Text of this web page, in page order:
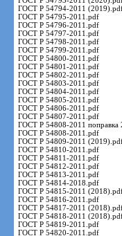
ГОСТ Р 54794-2011
ГОСТ Р 54795-2011.pdf
ГОСТ Р 54796-2011.pdf
ГОСТ Р 54797-2011.pdf
ГОСТ Р 54798-2011.pdf
ГОСТ Р 54799-2011.pdf
ГОСТ Р 54800-2011.pdf
ГОСТ Р 54801-2011.pdf
ГОСТ Р 54802-2011.pdf
ГОСТ Р 54803-2011.pdf
ГОСТ Р 54804-2011.pdf
ГОСТ Р 54805-2011.pdf
ГОСТ Р 54806-2011.pdf
ГОСТ Р 54807-2011.pdf
ГОСТ Р 54808-2011 поправка
ГОСТ Р 54808-2011.pdf
ГОСТ Р 54809-2011
ГОСТ Р 54810-2011.pdf
ГОСТ Р 54811-2011.pdf
ГОСТ Р 54812-2011.pdf
ГОСТ Р 54813-2011.pdf
ГОСТ Р 54814-2018.pdf
ГОСТ Р 54815-2011
ГОСТ Р 54816-2011.pdf
ГОСТ Р 54817-2011
ГОСТ Р 54818-2011
ГОСТ Р 54819-2011.pdf
ГОСТ Р 54820-2011.pdf